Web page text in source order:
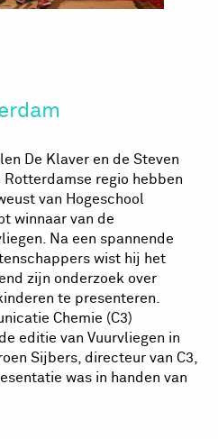
De Klaver en de Steven
regio hebben
van Hogeschool
winnaar van de
Na een spannende
wist hij het
zijn onderzoek over
te presenteren.
Chemie (C3)
editie van Vuurvliegen in
Sijbers, directeur van C3,
was in handen van